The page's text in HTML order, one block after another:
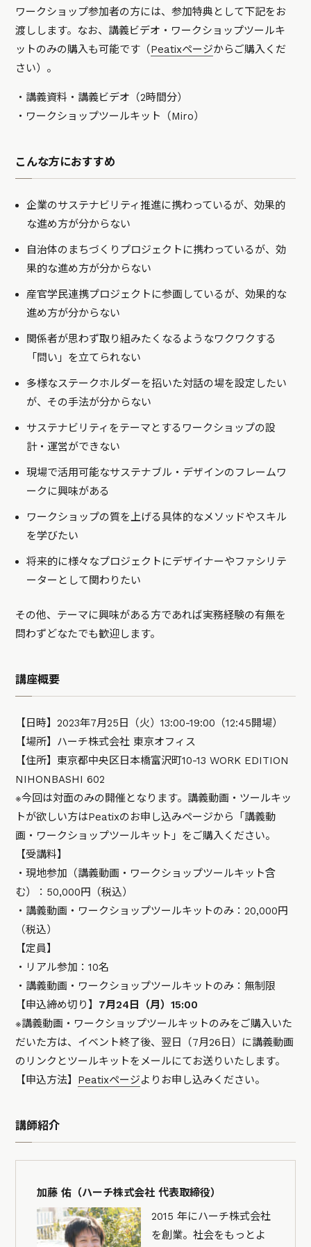
ワークショップ参加者の方には、参加特典として下記をお
渡しします。なお、講義ビデオ・ワークショップツールキ
ットのみの購入も可能です（Peatixページからご購入くだ
さい）。
・講義資料・講義ビデオ（2時間分）
・ワークショップツールキット（Miro）
こんな方におすすめ
企業のサステナビリティ推進に携わっているが、効果的
な進め方が分からない
自治体のまちづくりプロジェクトに携わっているが、効
果的な進め方が分からない
産官学民連携プロジェクトに参画しているが、効果的な
進め方が分からない
関係者が思わず取り組みたくなるようなワクワクする
「問い」を立てられない
多様なステークホルダーを招いた対話の場を設定したい
が、その手法が分からない
サステナビリティをテーマとするワークショップの設
計・運営ができない
現場で活用可能なサステナブル・デザインのフレームワ
ークに興味がある
ワークショップの質を上げる具体的なメソッドやスキル
を学びたい
将来的に様々なプロジェクトにデザイナーやファシリテ
ーターとして関わりたい
その他、テーマに興味がある方であれば実務経験の有無を
問わずどなたでも歓迎します。
講座概要
【日時】2023年7月25日（火）13:00-19:00（12:45開場）
【場所】ハーチ株式会社 東京オフィス
【住所】東京都中央区日本橋富沢町10-13 WORK EDITION
NIHONBASHI 602
※今回は対面のみの開催となります。講義動画・ツールキッ
トが欲しい方はPeatixのお申し込みページから「講義動
画・ワークショップツールキット」をご購入ください。
【受講料】
・現地参加（講義動画・ワークショップツールキット含
む）：50,000円（税込）
・講義動画・ワークショップツールキットのみ：20,000円
（税込）
【定員】
・リアル参加：10名
・講義動画・ワークショップツールキットのみ：無制限
【申込締め切り】 7月24日（月）15:00
※講義動画・ワークショップツールキットのみをご購入いた
だいた方は、イベント終了後、翌日（7月26日）に講義動画
のリンクとツールキットをメールにてお送りいたします。
【申込方法】 Peatixページよりお申し込みください。
講師紹介
加藤 佑（ハーチ株式会社 代表取締役）
2015 年にハーチ株式会社
を創業。社会をもっとよ